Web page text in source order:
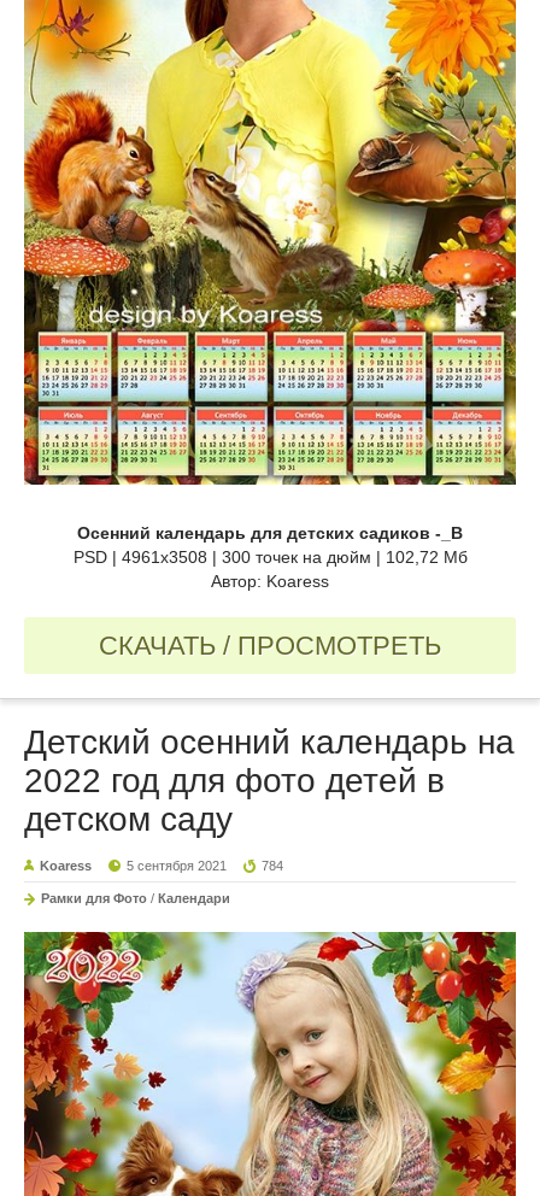
Осенний календарь для детских садиков -_B
PSD | 4961x3508 | 300 точек на дюйм | 102,72 Мб
Автор: Koaress
СКАЧАТЬ / ПРОСМОТРЕТЬ
Детский осенний календарь на
2022 год для фото детей в
детском саду
Koaress 5 сентября 2021 784
Рамки для Фото / Календари